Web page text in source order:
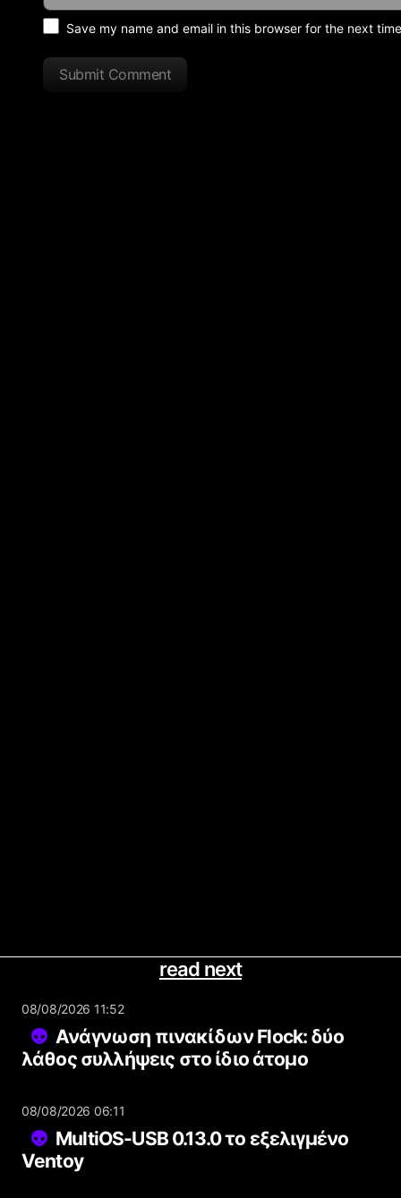
Save my name and email in this browser for the next
Submit Comment
read next
08/08/2026 11:52
Ανάγνωση πινακίδων Flock: δύο
λάθος συλλήψεις στο ίδιο άτομο
08/08/2026 06:11
MultiOS-USB 0.13.0 το εξελιγμένο
Ventoy